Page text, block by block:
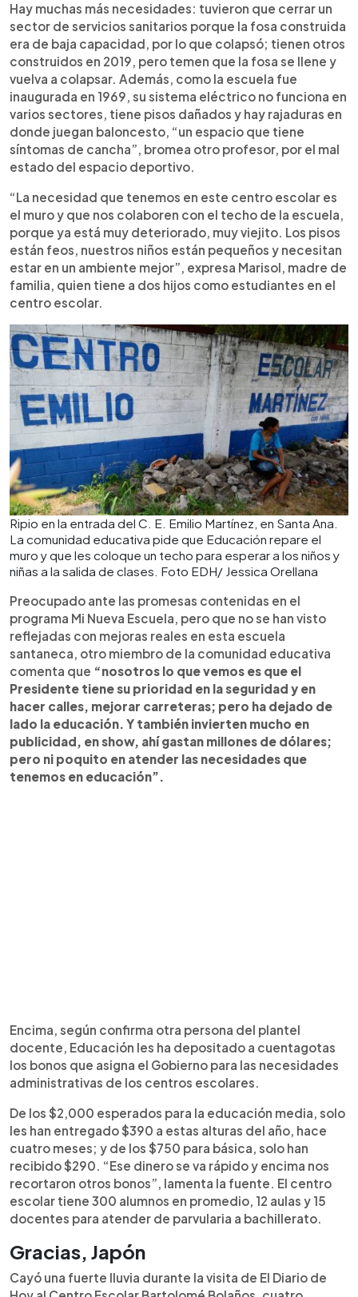
Hay muchas más necesidades: tuvieron que cerrar un
sector de servicios sanitarios porque la fosa construida
era de baja capacidad, por lo que colapsó; tienen otros
construidos en 2019, pero temen que la fosa se llene y
vuelva a colapsar. Además, como la escuela fue
inaugurada en 1969, su sistema eléctrico no funciona en
varios sectores, tiene pisos dañados y hay rajaduras en
donde juegan baloncesto, “un espacio que tiene
síntomas de cancha”, bromea otro profesor, por el mal
estado del espacio deportivo.
“La necesidad que tenemos en este centro escolar es
el muro y que nos colaboren con el techo de la escuela,
porque ya está muy deteriorado, muy viejito. Los pisos
están feos, nuestros niños están pequeños y necesitan
estar en un ambiente mejor”, expresa Marisol, madre de
familia, quien tiene a dos hijos como estudiantes en el
centro escolar.
Ripio en la entrada del C. E. Emilio Martínez, en Santa Ana.
La comunidad educativa pide que Educación repare el
muro y que les coloque un techo para esperar a los niños y
niñas a la salida de clases. Foto EDH/ Jessica Orellana
Preocupado ante las promesas contenidas en el
programa Mi Nueva Escuela, pero que no se han visto
reflejadas con mejoras reales en esta escuela
santaneca, otro miembro de la comunidad educativa
comenta que “nosotros lo que vemos es que el
Presidente tiene su prioridad en la seguridad y en
hacer calles, mejorar carreteras; pero ha dejado de
lado la educación. Y también invierten mucho en
publicidad, en show, ahí gastan millones de dólares;
pero ni poquito en atender las necesidades que
tenemos en educación”.
Encima, según confirma otra persona del plantel
docente, Educación les ha depositado a cuentagotas
los bonos que asigna el Gobierno para las necesidades
administrativas de los centros escolares.
De los $2,000 esperados para la educación media, solo
les han entregado $390 a estas alturas del año, hace
cuatro meses; y de los $750 para básica, solo han
recibido $290. “Ese dinero se va rápido y encima nos
recortaron otros bonos”, lamenta la fuente. El centro
escolar tiene 300 alumnos en promedio, 12 aulas y 15
docentes para atender de parvularia a bachillerato.
Gracias, Japón
Cayó una fuerte lluvia durante la visita de El Diario de